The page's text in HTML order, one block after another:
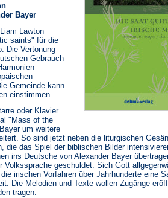
Bayer
Lawton
saints" für die
Die Vertonung
Gebrauch
Gemeinde kann
einstimmen.
oder Klavier
"Mass of the
um weitere
So sind jetzt neben die liturgischen
die das Spiel der biblischen Bilder
ins Deutsche von Alexander Bayer
Volkssprache geschuldet. Sich Gott
irischen Vorfahren über Jahrhunderte eine
Die Melodien und Texte wollen Zugänge
tragen.